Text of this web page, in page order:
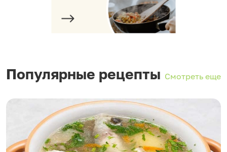
Популярные рецепты Смотреть еще